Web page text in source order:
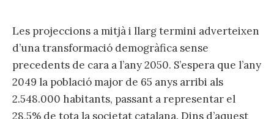
Les projeccions a mitjà i llarg termini adverteixen
d’una transformació demogràfica sense
precedents de cara a l’any 2050. S’espera que l’any
2049 la població major de 65 anys arribi als
2.548.000 habitants, passant a representar el
28,5% de tota la societat catalana. Dins d’aquest